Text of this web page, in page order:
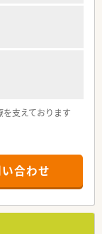
支えております
合わせ